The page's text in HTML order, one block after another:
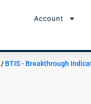
Account
/ BTIS - Breakthrough